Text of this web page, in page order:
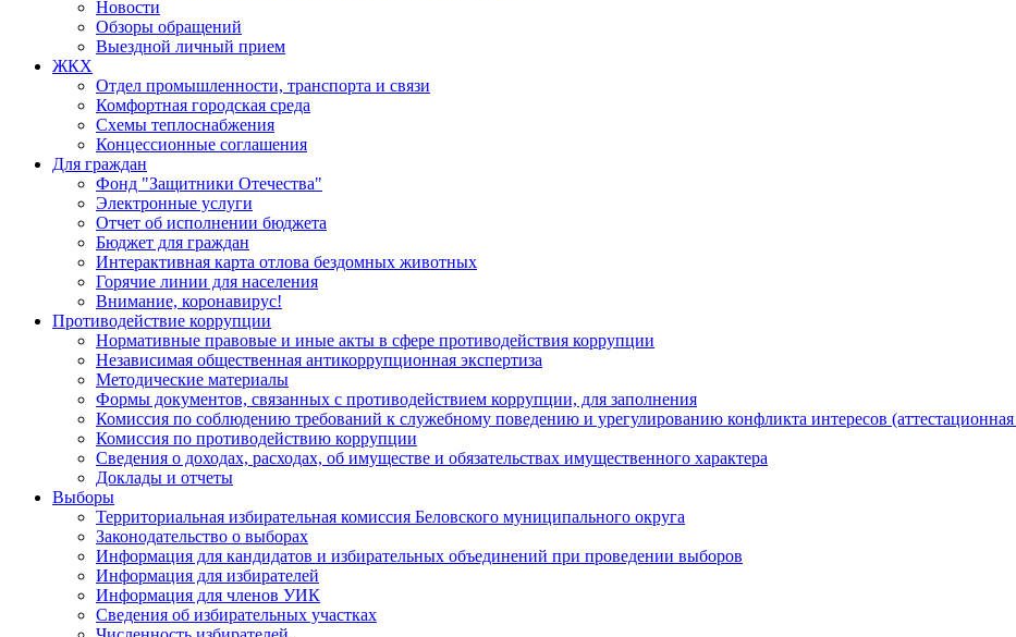
Новости
Обзоры обращений
Выездной личный прием
ЖКХ
Отдел промышленности, транспорта и связи
Комфортная городская среда
Схемы теплоснабжения
Концессионные соглашения
Для граждан
Фонд "Защитники Отечества"
Электронные услуги
Отчет об исполнении бюджета
Бюджет для граждан
Интерактивная карта отлова бездомных животных
Горячие линии для населения
Внимание, коронавирус!
Противодействие коррупции
Нормативные правовые и иные акты в сфере противодействия коррупции
Независимая общественная антикоррупционная экспертиза
Методические материалы
Формы документов, связанных с противодействием коррупции, для заполнения
Комиссия по соблюдению требований к служебному поведению и урегулированию конфликта интересов
Комиссия по противодействию коррупции
Сведения о доходах, расходах, об имуществе и обязательствах имущественного характера
Доклады и отчеты
Выборы
Территориальная избирательная комиссия Беловского муниципального округа
Законодательство о выборах
Информация для кандидатов и избирательных объединений при проведении выборов
Информация для избирателей
Информация для членов УИК
Сведения об избирательных участках